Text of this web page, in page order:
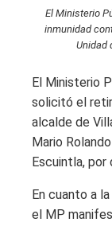
El Ministerio
inmunidad
Unidad
El Ministerio
solicitó el
alcalde de
Mario
Escuintla,
En cuanto a
el MP